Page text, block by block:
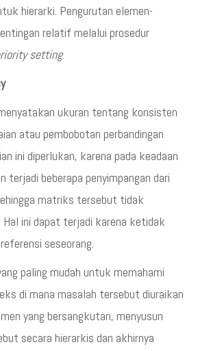
hierarki. Pengurutan elemen-
relatif melalui prosedur
setting.
ukuran tentang konsisten
atau pembobotan perbandingan
ini diperlukan, karena pada keadaan
terjadi beberapa penyimpangan dari
matriks tersebut tidak
Hal ini dapat terjadi karena ketidak
seseorang.
paling mudah untuk memahami
di mana masalah tersebut diuraikan
yang bersangkutan, menyusun
secara hierarkis dan akhirnya